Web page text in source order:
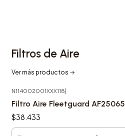
Filtros de Aire
Ver más productos
N114002001XXX118|
Filtro Aire Fleetguard AF25065
$38.433